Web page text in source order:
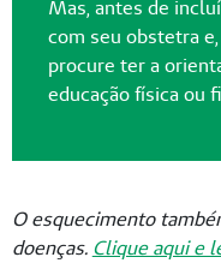
Mas, antes de
com seu obstetra
procure ter a
educação física ou
O esquecimento
doenças. Clique aqui e